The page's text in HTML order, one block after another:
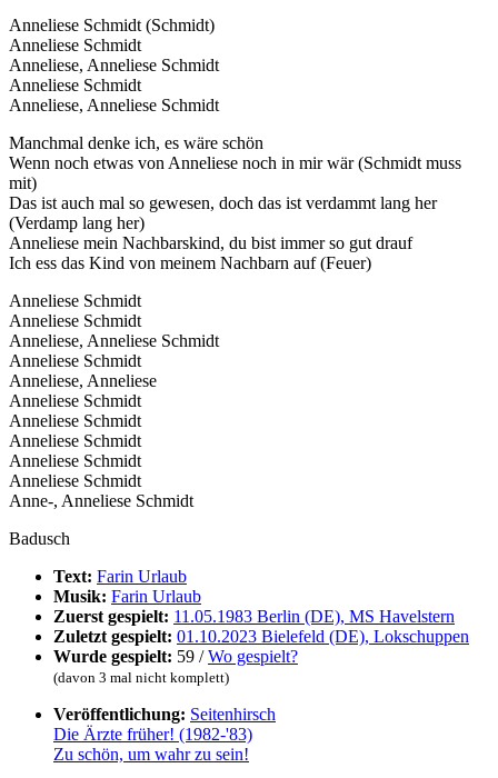
Anneliese Schmidt (Schmidt)
Anneliese Schmidt
Anneliese, Anneliese Schmidt
Anneliese Schmidt
Anneliese, Anneliese Schmidt
Manchmal denke ich, es wäre schön
Wenn noch etwas von Anneliese noch in mir wär (Schmidt muss
mit)
Das ist auch mal so gewesen, doch das ist verdammt lang her
(Verdamp lang her)
Anneliese mein Nachbarskind, du bist immer so gut drauf
Ich ess das Kind von meinem Nachbarn auf (Feuer)
Anneliese Schmidt
Anneliese Schmidt
Anneliese, Anneliese Schmidt
Anneliese Schmidt
Anneliese, Anneliese
Anneliese Schmidt
Anneliese Schmidt
Anneliese Schmidt
Anneliese Schmidt
Anneliese Schmidt
Anne-, Anneliese Schmidt
Badusch
Text: Farin Urlaub
Musik: Farin Urlaub
Zuerst gespielt: 11.05.1983 Berlin (DE), MS Havelstern
Zuletzt gespielt: 01.10.2023 Bielefeld (DE), Lokschuppen
Wurde gespielt: 59 /Wo gespielt?
(davon 3 mal nicht komplett)
Veröffentlichung: Seitenhirsch
Die Ärzte früher! (1982-'83)
Zu schön, um wahr zu sein!